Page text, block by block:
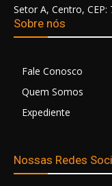
Setor A, Centro,
Sobre nós
Fale Conosco
Quem Somos
Expediente
Nossas Redes